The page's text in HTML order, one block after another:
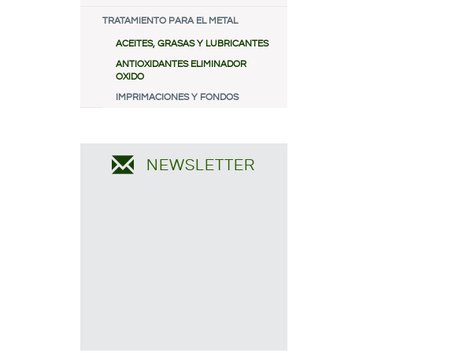
TRATAMIENTO PARA EL METAL
ACEITES, GRASAS Y LUBRICANTES
ANTIOXIDANTES ELIMINADOR
OXIDO
IMPRIMACIONES Y FONDOS
NEWSLETTER